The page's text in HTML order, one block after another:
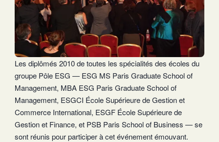
Les diplômés 2010 de toutes les spécialités des écoles du
groupe Pôle ESG — ESG MS Paris Graduate School of
Management, MBA ESG Paris Graduate School of
Management, ESGCI École Supérieure de Gestion et
Commerce International, ESGF École Supérieure de
Gestion et Finance, et PSB Paris School of Business — se
sont réunis pour participer à cet événement émouvant.